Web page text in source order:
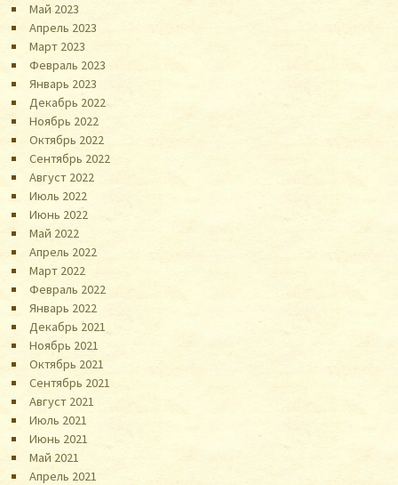
Май 2023
Апрель 2023
Март 2023
Февраль 2023
Январь 2023
Декабрь 2022
Ноябрь 2022
Октябрь 2022
Сентябрь 2022
Август 2022
Июль 2022
Июнь 2022
Май 2022
Апрель 2022
Март 2022
Февраль 2022
Январь 2022
Декабрь 2021
Ноябрь 2021
Октябрь 2021
Сентябрь 2021
Август 2021
Июль 2021
Июнь 2021
Май 2021
Апрель 2021